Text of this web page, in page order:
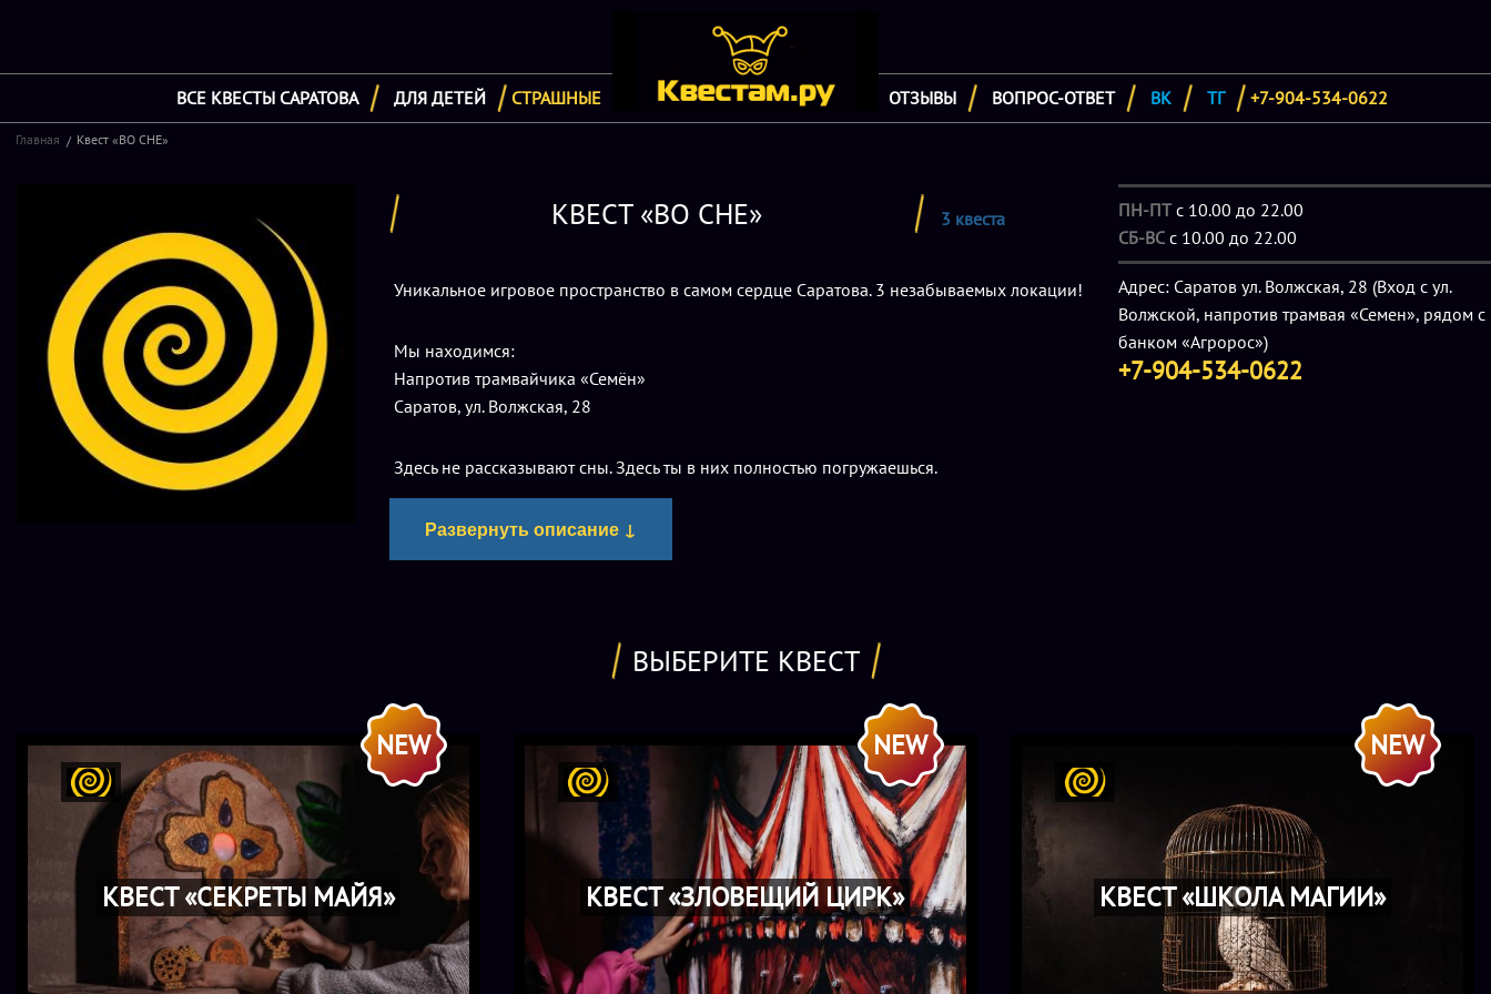
ВСЕ КВЕСТЫ САРАТОВА ДЛЯ ДЕТЕЙ СТРАШНЫЕ ОТЗЫВЫ ВОПРОС-ОТВЕТ ВК ТГ +7-904-534-0622
Главная Квест «ВО СНЕ»
КВЕСТ «ВО СНЕ» 3 квеста
Уникальное игровое пространство в самом сердце Саратова. 3 незабываемых локации!
Мы находимся:
Напротив трамвайчика «Семён»
Саратов, ул. Волжская, 28
Здесь не рассказывают сны. Здесь ты в них полностью погружаешься.
Стоит только сделать шаг, и привычная реальность тихо растворяется, уступая место
другой: тёмной, притягательной, но живой.
Зловещий цирк Там, где улыбки слишком широкие, а тишина звучит громче крика. В
каждом шаге — выбор, в каждом предмете — подвох. Ты действительно готов войти под
купол заброшенного цирка?
Школа магии Это не урок. Это испытание. Сначала ты гость, но вскоре пространство
выбирает тебя: заклинания начинают откликаться, предметы подают знаки, а энергия
ждёт твоего намерения. Только те, кто осмелится стать настоящим магом, пройдут путь до
конца…
Развернуть описание ↓
ПН-ПТс 10.00 до 22.00
СБ-ВС с 10.00 до 22.00
Адрес: Саратов ул. Волжская, 28 (Вход с ул.
Волжской, напротив трамвая «Семен», рядом с
банком «Агророс»)
+7-904-534-0622
ВЫБЕРИТЕ КВЕСТ
КВЕСТ «СЕКРЕТЫ МАЙЯ»
NEW
КВЕСТ «ЗЛОВЕЩИЙ ЦИРК»
NEW
КВЕСТ «ШКОЛА МАГИИ»
NEW